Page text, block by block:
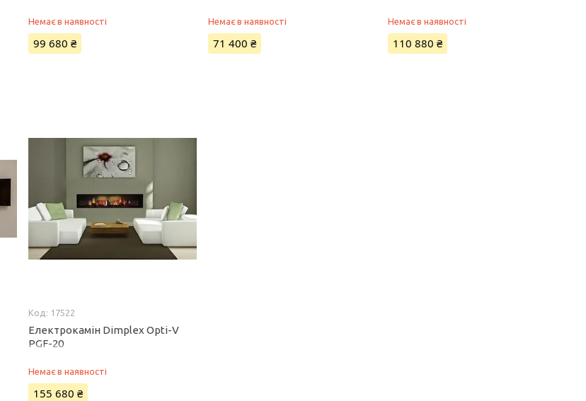
Немає в наявності
99 680 ₴
Немає в наявності
71 400 ₴
Немає в наявності
110 880 ₴
17522
Електрокамін Dimplex Opti-V
PGF-20
Немає в наявності
155 680 ₴